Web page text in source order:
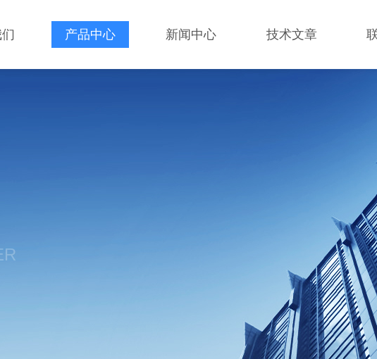
产品中心 新闻中心 技术文章